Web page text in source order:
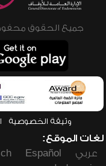
جميع الحقوق محفوظة © 2026 - 1998
وثيقة الخصوصية
لغات الموقع:
عربي
Español